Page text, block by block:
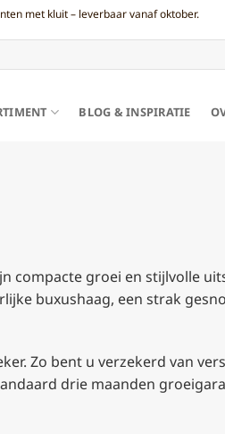
met kluit – leverbaar vanaf oktober.
BLOG & INSPIRATIE
compacte groei en stijlvolle
buxushaag, een strak
Zo bent u verzekerd van
drie maanden